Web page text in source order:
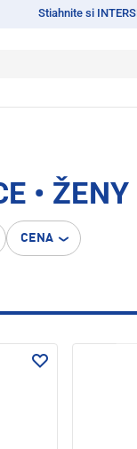
Stiahnite si
• ŽENY
CENA